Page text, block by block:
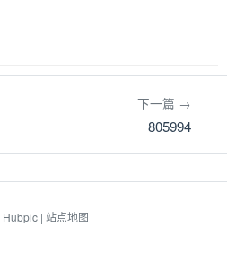
下一篇 →
805994
Hubpic| 站点地图